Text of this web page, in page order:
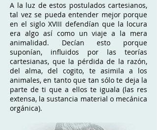
A la luz de estos postulados cartesianos,
tal vez se pueda entender mejor porque
en el siglo XVIII defendían que la locura
era algo así como un viaje a la mera
animalidad. Decían esto porque
suponían, influidos por las teorías
cartesianas, que la pérdida de la razón,
del alma, del cogito, te asimila a los
animales, en tanto que tan sólo te deja la
parte de ti que a ellos te iguala (las res
extensa, la sustancia material o mecánica
orgánica).